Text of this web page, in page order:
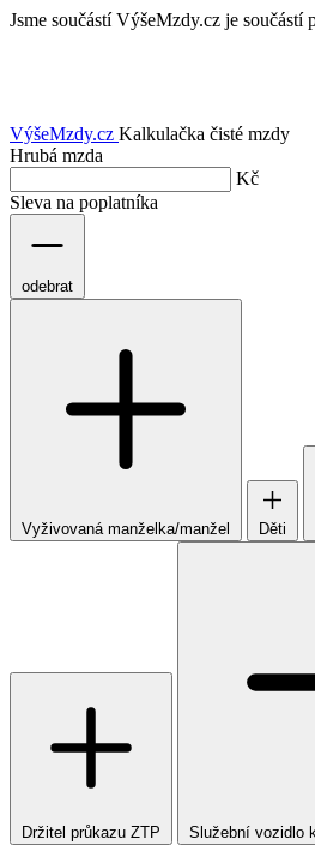
Jsme součástí VýšeMzdy.cz je součástí
VýšeMzdy.cz Kalkulačka čisté mzdy
Hrubá mzda
Kč
Sleva na poplatníka
odebrat
Vyživovaná manželka/manžel Děti
Držitel průkazu ZTP Služební vozidlo